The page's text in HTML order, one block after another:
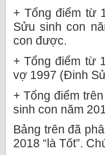
+ Tổng điểm từ
Sửu sinh con
con được.
+ Tổng điểm từ
vợ 1997 (Đinh
+ Tổng điểm
sinh con năm
Bảng trên đã
2018 “là Tốt”.